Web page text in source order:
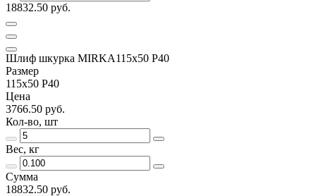
18832.50 руб.
Шлиф шкурка MIRKA115х50 Р40
Размер
115х50 Р40
Цена
3766.50 руб.
Кол-во, шт
Вес, кг
Сумма
18832.50 руб.